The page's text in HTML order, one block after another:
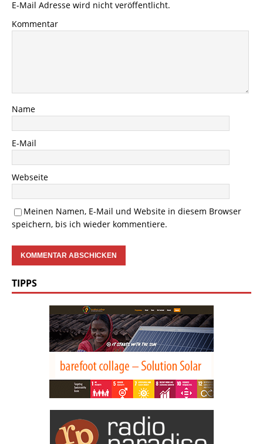
E-Mail Adresse wird nicht veröffentlicht.
Kommentar
Name
E-Mail
Webseite
Meinen Namen, E-Mail und Website in diesem Browser
speichern, bis ich wieder kommentiere.
TIPPS